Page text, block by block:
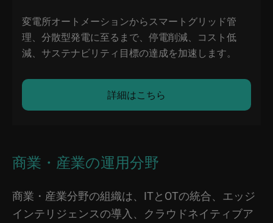
変電所オートメーションからスマートグリッド管
理、分散型発電に至るまで、停電削減、コスト低
減、サステナビリティ目標の達成を加速します。
詳細はこちら
商業・産業の運用分野
商業・産業分野の組織は、ITとOTの統合、エッジ
インテリジェンスの導入、クラウドネイティブア